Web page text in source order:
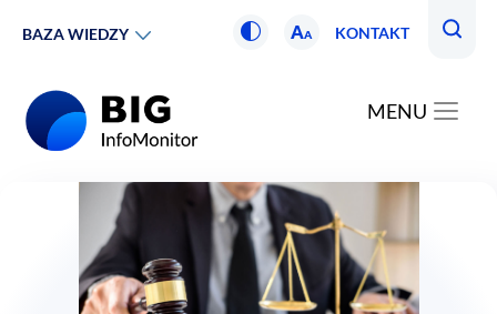
BAZA WIEDZY AA KONTAKT
MENU